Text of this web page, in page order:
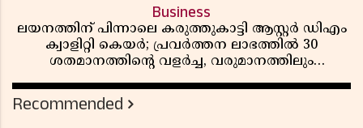
Business
ലയനത്തിന് പിന്നാലെ കരുത്തുകാട്ടി ആസ്റ്റർ ഡിഎം
ക്വാളിറ്റി കെയർ; പ്രവർത്തന ലാഭത്തിൽ 30
ശതമാനത്തിൻ്റെ വളർച്ച, വരുമാനത്തിലും
റിപ്പോർട്ട് പുറത്ത്
Recommended